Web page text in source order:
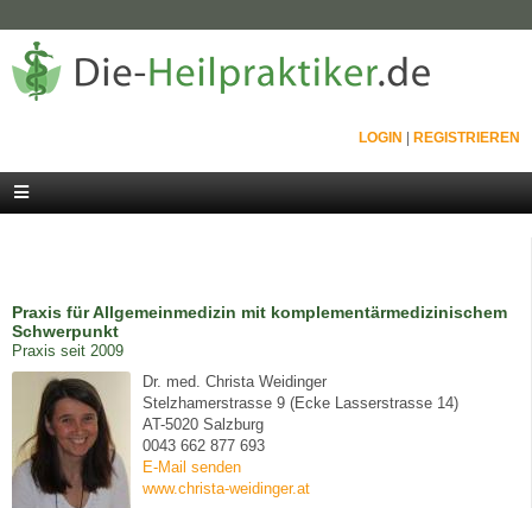
LOGIN REGISTRIEREN
Praxis für Allgemeinmedizin mit komplementärmedizinischem
Schwerpunkt
Praxis seit 2009
Dr. med. Christa Weidinger
Stelzhamerstrasse 9 (Ecke Lasserstrasse 14)
AT-5020 Salzburg
0043 662 877 693
E-Mail senden
www.christa-weidinger.at